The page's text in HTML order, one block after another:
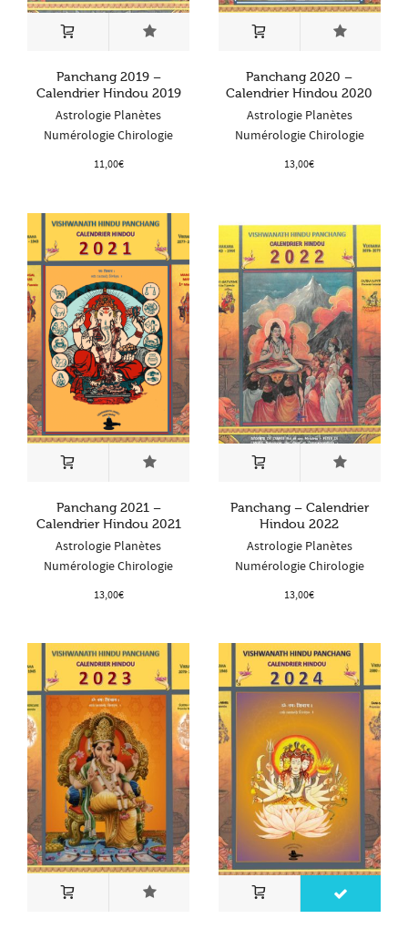
Panchang 2019 –
Calendrier Hindou 2019
Astrologie Planètes
Numérologie Chirologie
11,00€
Panchang 2020 –
Calendrier Hindou 2020
Astrologie Planètes
Numérologie Chirologie
13,00€
Panchang 2021 –
Calendrier Hindou 2021
Astrologie Planètes
Numérologie Chirologie
13,00€
Panchang – Calendrier
Hindou 2022
Astrologie Planètes
Numérologie Chirologie
13,00€